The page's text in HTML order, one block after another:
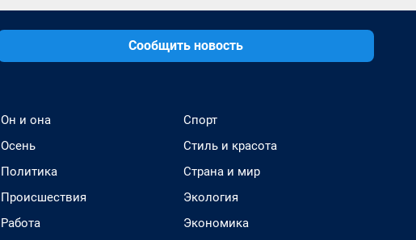
Сообщить новость
Он и она
Осень
Политика
Происшествия
Работа
Спорт
Стиль и красота
Страна и мир
Экология
Экономика